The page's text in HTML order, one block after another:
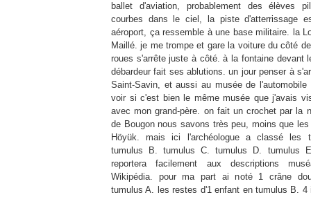
ballet d'aviation, probablement des élèves
courbes dans le ciel, la piste d'atterrissage
aéroport, ça ressemble à une base militaire. la
Maillé. je me trompe et gare la voiture du côté
roues s'arrête juste à côté. à la fontaine devant
débardeur fait ses ablutions. un jour penser à
Saint-Savin , et aussi au musée de
voir si c'est bien le même musée que j'avais
avec mon grand-père. on fait un crochet par la
de Bougon nous savons très peu, moins que
Höyük . mais ici l'archéologue a classé les
tumulus B. tumulus C. tumulus D. tumulus
reportera facilement aux descriptions
Wikipédia . pour ma part ai noté 1 crâne
tumulus A. les restes d'1 enfant en tumulus B. 4